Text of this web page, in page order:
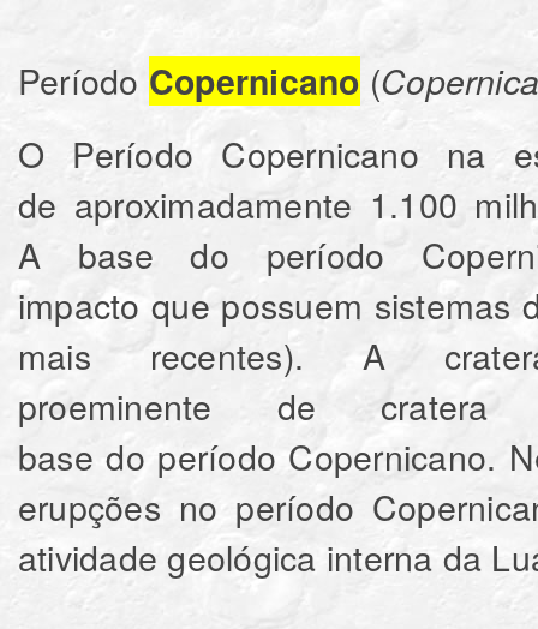
Período Copernicano (
O Período Copernicano na
de aproximadamente 1.100
A base do período
impacto que possuem sistemas
mais recentes). A
proeminente de
base do período Copernicano.
erupções no período
atividade geológica interna da